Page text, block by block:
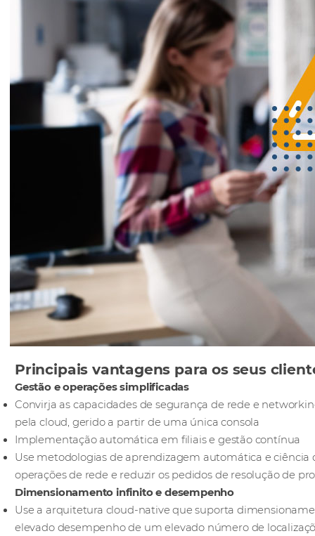
Principais vantagens para os seus
Gestão e operações simplificadas
Convirja as capacidades de segurança de rede e
pela cloud, gerido a partir de uma única consola
Implementação automática em filiais e gestão contínua
Use metodologias de aprendizagem automática e ciência
operações de rede e reduzir os pedidos de resolução de
Dimensionamento infinito e desempenho
Use a arquitetura cloud-native que suporta
elevado desempenho de um elevado número de